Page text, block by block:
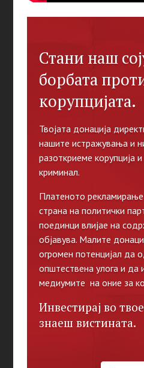
Стани наш
борбата
корупцијата.
Твојата донација
нашите истражувања и
разоткриеме корупција
криминал.
Платеното
страна на политички
поединци влијае на
објавува. Малите
огромен потенцијал да
општествена улога и да
медиумите на оние за
Инвестирај во
знаеш вистината.